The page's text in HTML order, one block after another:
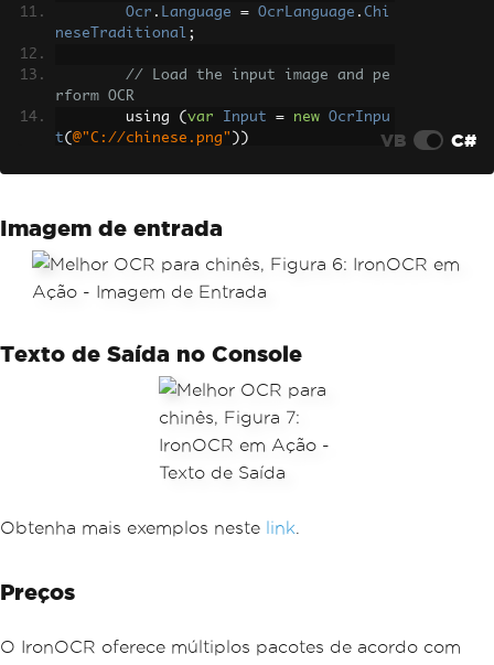
Ocr . Language = OcrLanguage . Chi
neseTraditional ;
// Load the input image and pe
rform OCR
        using
( var Input = new
OcrInpu
t( @"C://chinese.png" ))
ext to the console
Console. WriteLine
}
VB C#
Imagem de entrada
Texto de Saída no Console
Obtenha mais exemplos neste link
Preços
O IronOCR oferece múltiplos pacotes de acordo com